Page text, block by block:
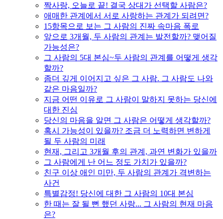
짝사랑, 오늘로 끝! 결국 상대가 선택할 사람은?
애매한 관계에서 서로 사랑하는 관계가 되려면?
15항목으로 보는 그 사람의 진짜 속마음 폭로
앞으로 3개월, 두 사람의 관계는 발전할까? 맺어질
가능성은?
그 사람의 5대 본심~두 사람의 관계를 어떻게 생각
할까?
좀더 깊게 이어지고 싶은 그 사람. 그 사람도 나와
같은 마음일까?
지금 어떤 이유로 그 사람이 말하지 못하는 당신에
대한 진심
당신의 마음을 알면 그 사람은 어떻게 생각할까?
혹시 가능성이 있을까? 조금 더 노력하면 변하게
될 두 사람의 미래
현재, 그리고 3개월 후의 관계, 과연 변화가 있을까
그 사람에게 난 어느 정도 가치가 있을까?
친구 이상 애인 미만, 두 사람의 관계가 격변하는
사건
특별감정! 당신에 대한 그 사람의 10대 본심
한 때는 잘 될 뻔 했던 사랑... 그 사람의 현재 마음
은?